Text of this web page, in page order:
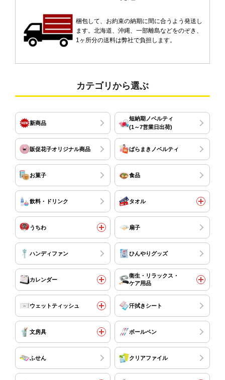
梱包して、お約束の納期に間に合うよう発送し
ます。北海道、沖縄、一部離島などをのぞき、
1ヶ所分の送料は弊社で負担します。
カテゴリから選ぶ
新商品
短納期ノベルティ
(1～7営業日出荷)
販促花子オリジナル商品 ばらまきノベルティ
お菓子 食品
飲料・ドリンク タオル
うちわ 扇子
ハンディファン ひんやりグッズ
カレンダー
衛生・リラックス・
ケア用品
ウェットティッシュ 汗拭きシート
文房具 ボールペン
ふせん クリアファイル